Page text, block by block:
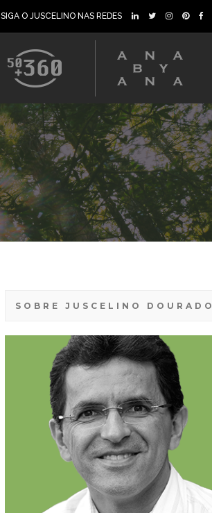
SIGA O JUSCELINO NAS REDES
SOBRE JUSCELINO DOURADO